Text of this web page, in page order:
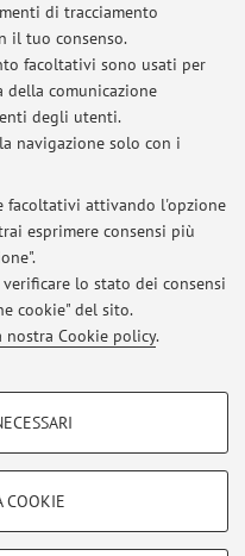
di tracciamento
il tuo consenso.
facoltativi sono usati per
della comunicazione
degli utenti.
navigazione solo con i
facoltativi attivando l'opzione
esprimere consensi più
lo stato dei consensi
cookie" del sito.
nostra Cookie policy.
COOKIE
anti-plagio
e scadenze
in età
del sito.